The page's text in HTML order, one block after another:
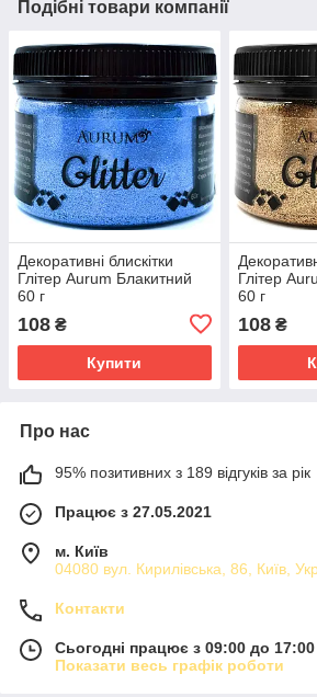
Подібні товари компанії
Декоративні блискітки
Глітер Aurum Блакитний
60 г
108 ₴
Купити
Глітер
60 г
108₴
Про нас
95% позитивних з 189 відгуків за рік
Працює з 27.05.2021
м. Київ
04080 вул. Кирилівська, 86, Київ,
Контакти
Сьогодні працює з 09:00 до 17:00
Показати весь графік роботи